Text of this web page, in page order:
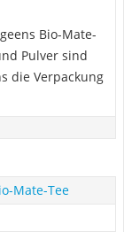
Bio-Mate-
Pulver sind
die Verpackung
Mate-Tee